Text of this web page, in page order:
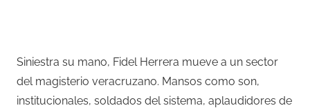
Siniestra su mano, Fidel Herrera mueve a un sector
del magisterio veracruzano. Mansos como son,
institucionales, soldados del sistema, aplaudidores de